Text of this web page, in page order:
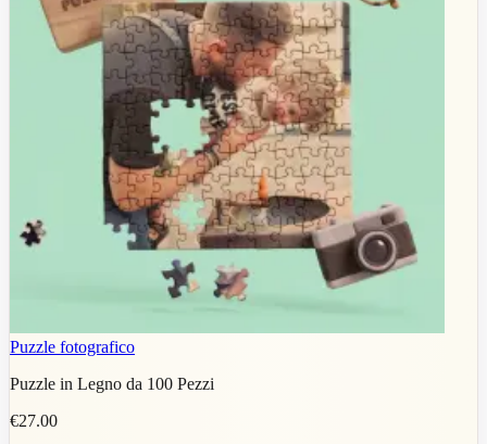
Puzzle fotografico
Puzzle in Legno da 100 Pezzi
€27.00